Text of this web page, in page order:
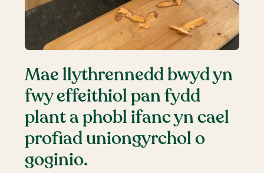
Mae llythrennedd bwyd yn
fwy effeithiol pan fydd
plant a phobl ifanc yn cael
profiad uniongyrchol o
goginio.